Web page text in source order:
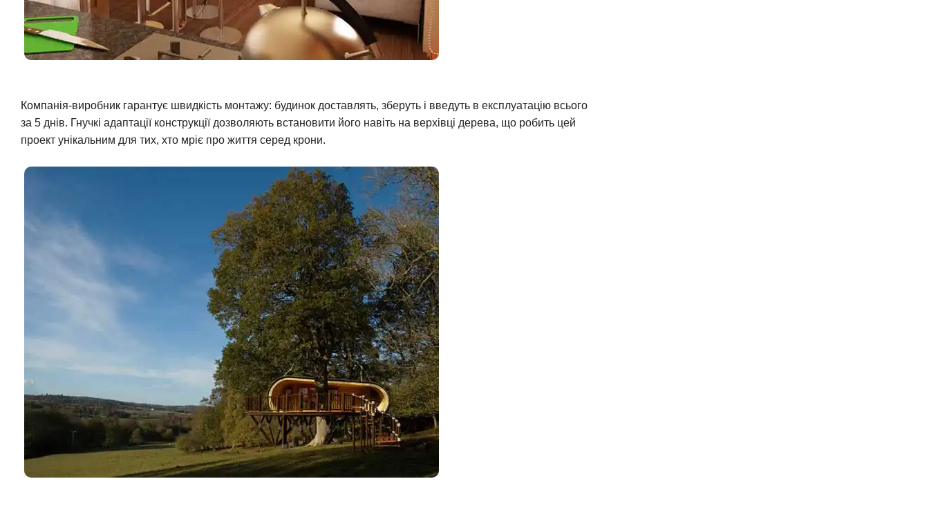
Компанія-виробник гарантує швидкість монтажу: будинок доставлять, зберуть і введуть в експлуатацію всього
за 5 днів. Гнучкі адаптації конструкції дозволяють встановити його навіть на верхівці дерева, що робить цей
проект унікальним для тих, хто мріє про життя серед крони.